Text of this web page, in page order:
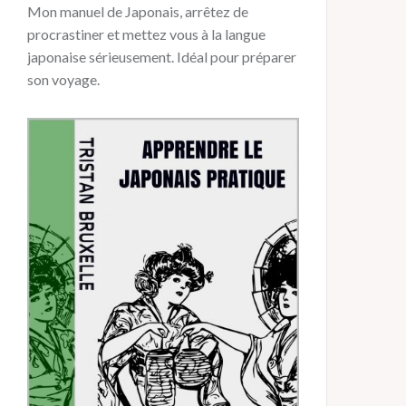
Mon manuel de Japonais, arrêtez de
procrastiner et mettez vous à la langue
japonaise sérieusement. Idéal pour préparer
son voyage.